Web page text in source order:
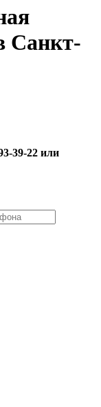
Санкт-
39-22 или